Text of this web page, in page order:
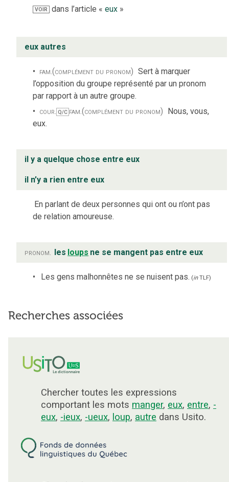
VOIR dans l’article «eux »
eux autres
fam.(complément du pronom) Sert à marquer
l’opposition du groupe représenté par un pronom
par rapport à un autre groupe.
cour. Q/C fam.(complément du pronom) Nous, vous,
eux.
il y a quelque chose entre eux
il n’y a rien entre eux
En parlant de deux personnes qui ont ou n’ont pas
de relation amoureuse.
pronom. les loups ne se mangent pas entre eux
Les gens malhonnêtes ne se nuisent pas. (inTLF)
Recherches associées
Chercher toutes les expressions
comportant les mots manger, eux, entre, -
eux, -ieux, -ueux, loup, autre dans Usito.